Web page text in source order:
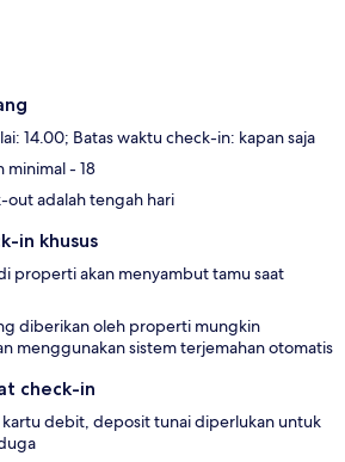
14.00; Batas waktu check-in: kapan saja
minimal - 18
out adalah tengah hari
in khusus
properti akan menyambut tamu saat
diberikan oleh properti mungkin
menggunakan sistem terjemahan otomatis
check-in
debit, deposit tunai diperlukan untuk